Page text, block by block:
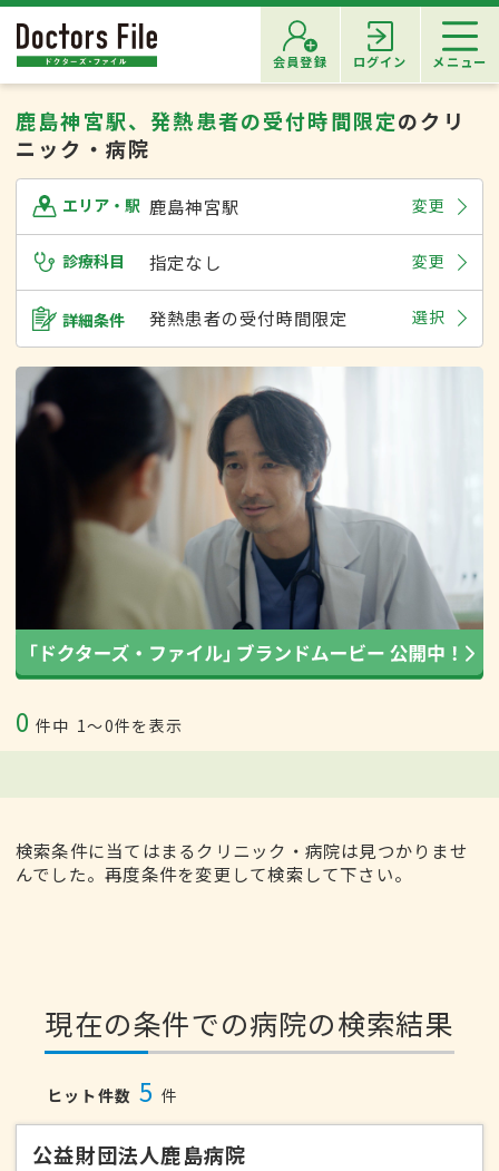
会員登録 ログイン メニュー
鹿島神宮駅、発熱患者の受付時間限定のクリ
ニック・病院
エリア・駅 鹿島神宮駅 変更
診療科目 指定なし 変更
詳細条件 発熱患者の受付時間限定 選択
0 件中 1〜0件を表示
検索条件に当てはまるクリニック・病院は見つかりませ
んでした。再度条件を変更して検索して下さい。
現在の条件での病院の検索結果
ヒット件数 5 件
公益財団法人鹿島病院